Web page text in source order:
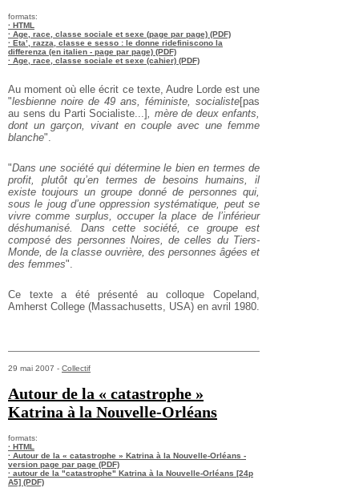
formats:
· HTML
· Age, race, classe sociale et sexe (page par page) (PDF)
· Eta’, razza, classe e sesso : le donne ridefiniscono la
differenza (en italien - page par page) (PDF)
· Age, race, classe sociale et sexe (cahier) (PDF)
Au moment où elle écrit ce texte, Audre Lorde est une
"lesbienne noire de 49 ans, féministe, socialiste[pas
au sens du Parti Socialiste...], mère de deux enfants,
dont un garçon, vivant en couple avec une femme
blanche".
"Dans une société qui détermine le bien en termes de
profit, plutôt qu’en termes de besoins humains, il
existe toujours un groupe donné de personnes qui,
sous le joug d’une oppression systématique, peut se
vivre comme surplus, occuper la place de l’inférieur
déshumanisé. Dans cette société, ce groupe est
composé des personnes Noires, de celles du Tiers-
Monde, de la classe ouvrière, des personnes âgées et
des femmes".
Ce texte a été présenté au colloque Copeland,
Amherst College (Massachusetts, USA) en avril 1980.
29 mai 2007 - Collectif
Autour de la « catastrophe »
Katrina à la Nouvelle-Orléans
formats:
· HTML
· Autour de la « catastrophe » Katrina à la Nouvelle-Orléans -
version page par page (PDF)
· autour de la "catastrophe" Katrina à la Nouvelle-Orléans [24p
A5] (PDF)